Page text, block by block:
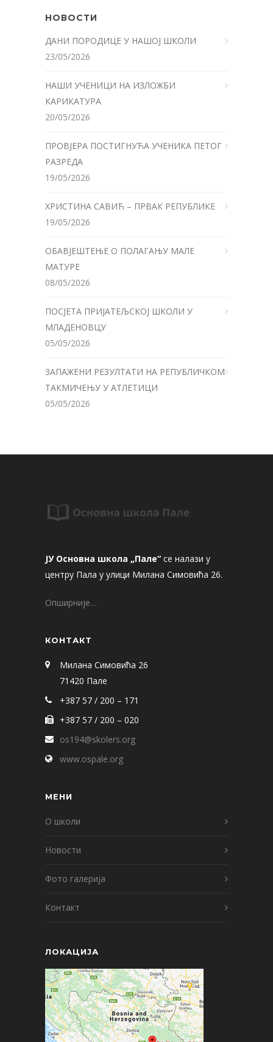
НОВОСТИ
ДАНИ ПОРОДИЦЕ У НАШОЈ ШКОЛИ
23/05/2026
НАШИ УЧЕНИЦИ НА ИЗЛОЖБИ
КАРИКАТУРА
20/05/2026
ПРОВЈЕРА ПОСТИГНУЋА УЧЕНИКА ПЕТОГ
РАЗРЕДА
19/05/2026
ХРИСТИНА САВИЋ – ПРВАК РЕПУБЛИКЕ
19/05/2026
ОБАВЈЕШТЕЊЕ О ПОЛАГАЊУ МАЛЕ
МАТУРЕ
08/05/2026
ПОСЈЕТА ПРИЈАТЕЉСКОЈ ШКОЛИ У
МЛАДЕНОВЦУ
05/05/2026
ЗАПАЖЕНИ РЕЗУЛТАТИ НА РЕПУБЛИЧКОМ
ТАКМИЧЕЊУ У АТЛЕТИЦИ
05/05/2026
ЈУ Основна школа „Пале“ се налази у
центру Пала у улици Милана Симовића 26.
Опширније…
КОНТАКТ
Милана Симовића 26
71420 Пале
+387 57 / 200 – 171
+387 57 / 200 – 020
os194@skolers.org
www.ospale.org
МЕНИ
О школи
Новости
Фото галерија
Контакт
ЛОКАЦИЈА